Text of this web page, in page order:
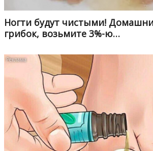
Ногти будут чистыми!
грибок, возьмите 3%-ю…